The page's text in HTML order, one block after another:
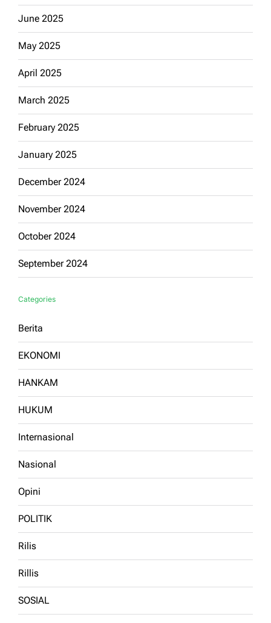
June 2025
May 2025
April 2025
March 2025
February 2025
January 2025
December 2024
November 2024
October 2024
September 2024
Categories
Berita
EKONOMI
HANKAM
HUKUM
Internasional
Nasional
Opini
POLITIK
Rilis
Rillis
SOSIAL